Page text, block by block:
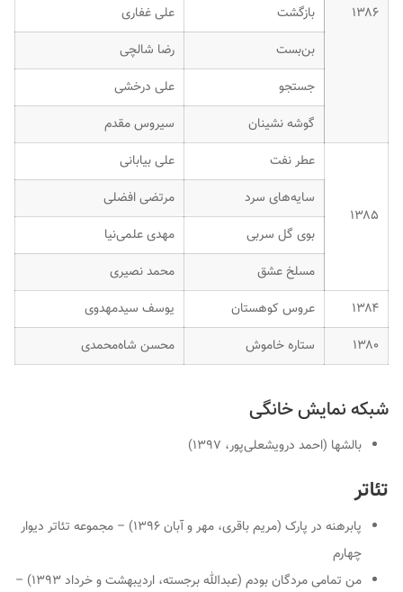
۱۳۸۶
بازگشت
علی غفاری
بن‌بست
رضا شالچی
جستجو
علی درخشی
گوشه نشینان
سیروس مقدم
۱۳۸۵
عطر نفت
علی بیابانی
سایه‌های سرد
مرتضی افضلی
بوی گل سربی
مهدی علمی‌نیا
مسلخ عشق
محمد نصیری
۱۳۸۴
عروس کوهستان
یوسف سیدمهدوی
۱۳۸۰
ستاره خاموش محسن شاه‌محمدی
شبکه نمایش خانگی
بالشها (احمد درویشعلی‌پور، ۱۳۹۷)
تئاتر
پابرهنه در پارک (مریم باقری، مهر و آبان ۱۳۹۶) – مجموعه تئاتر دیوار
چهارم
من تمامی مردگان بودم (عبدالله برجسته، اردیبهشت و خرداد ۱۳۹۳) –